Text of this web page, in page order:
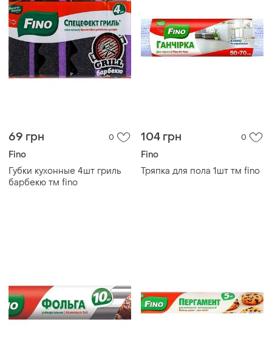
69 грн 0
Fino
Губки кухонные 4шт гриль
барбекю тм fino
104 грн 0
Fino
Тряпка для пола 1шт тм fino